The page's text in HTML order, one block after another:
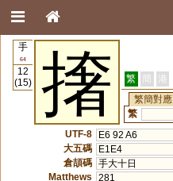
手
64
12
(15)
撦 繁 簡 港
繁簡對應
繁
UTF-8
E6 92 A6
大五碼
E1E4
倉頡碼 手大十日
Matthews
281